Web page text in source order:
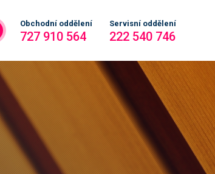
Obchodní oddělení
727 910 564
Servisní oddělení
222 540 746